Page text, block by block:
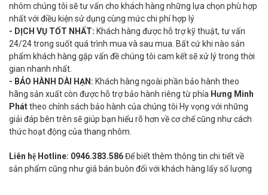
nhôm chúng tôi sẽ tư vấn cho khách hàng những lựa chọn phù hợp
nhất với điều kiện sử dụng cùng mức chi phí hợp lý
- DỊCH VỤ TỐT NHẤT: Khách hàng được hỗ trợ kỹ thuật, tư vấn
24/24 trong suốt quá trình mua và sau mua. Bất cứ khi nào sản
phẩm khách hàng gặp vấn đề chúng tôi cam kết sẽ xử lý trong thời
gian nhanh nhất.
- BẢO HÀNH DÀI HẠN: Khách hàng ngoài phần bảo hành theo
hãng sản xuất còn được hỗ trợ bảo hành riêng từ phía Hưng Minh
Pháttheo chính sách bảo hành của chúng tôi Hy vọng với những
giải đáp bên trên sẽ giúp bạn hiểu rõ hơn về cơ chế cũng như cách
thức hoạt động của thang nhôm.
Liên hệ Hotline: 0946.383.586Để biết thêm thông tin chi tiết về
sản phẩm cũng như giá bán buôn đối với khách hàng lấy số lượng